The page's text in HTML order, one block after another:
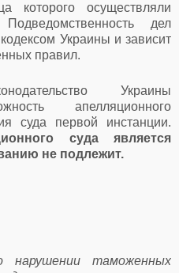
которого осуществляли
дел
Украины и зависит
правил.
Украины
апелляционного
суда первой инстанции.
суда является
не подлежит.
таможенных